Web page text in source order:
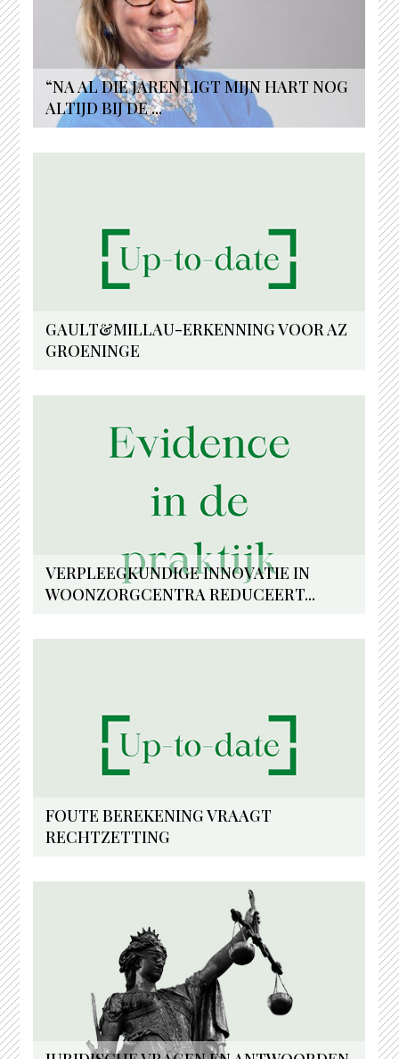
“NA AL DIE JAREN LIGT MIJN HART NOG
ALTIJD BIJ DE ...
GAULT&MILLAU-ERKENNING VOOR AZ
GROENINGE
VERPLEEGKUNDIGE INNOVATIE IN
WOONZORGCENTRA REDUCEERT...
FOUTE BEREKENING VRAAGT
RECHTZETTING